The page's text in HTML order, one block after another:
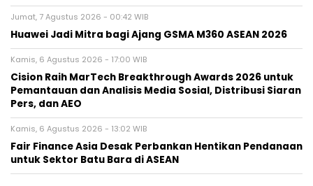
Jumat, 7 Agustus 2026 - 00:42 WIB
Huawei Jadi Mitra bagi Ajang GSMA M360 ASEAN 2026
Kamis, 6 Agustus 2026 - 17:00 WIB
Cision Raih MarTech Breakthrough Awards 2026 untuk
Pemantauan dan Analisis Media Sosial, Distribusi Siaran
Pers, dan AEO
Kamis, 6 Agustus 2026 - 13:02 WIB
Fair Finance Asia Desak Perbankan Hentikan Pendanaan
untuk Sektor Batu Bara di ASEAN